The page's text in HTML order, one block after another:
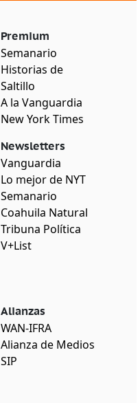
Premium
Semanario
Historias de
Saltillo
A la Vanguardia
New York Times
Newsletters
Vanguardia
Lo mejor de NYT
Semanario
Coahuila Natural
Tribuna Política
V+List
Alianzas
WAN-IFRA
Alianza de Medios
SIP